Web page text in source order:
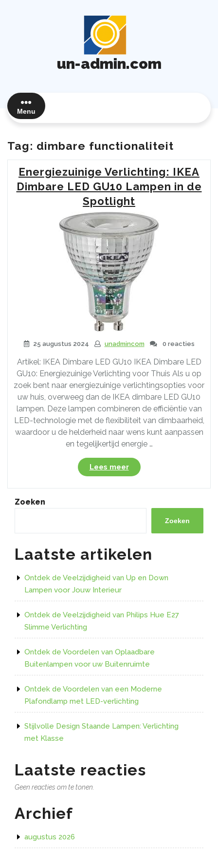
un-admin.com
Menu
Tag: dimbare functionaliteit
Energiezuinige Verlichting: IKEA
Dimbare LED GU10 Lampen in de
Spotlight
25 augustus 2024 unadmincom 0 reacties
Artikel: IKEA Dimbare LED GU10 IKEA Dimbare LED
GU10: Energiezuinige Verlichting voor Thuis Als u op
zoek bent naar energiezuinige verlichtingsopties voor
uw huis, overweeg dan de IKEA dimbare LED GU10
lampen. Deze lampen combineren de efficiëntie van
LED-technologie met de flexibiliteit van dimbaarheid,
waardoor u de helderheid naar wens kunt aanpassen
en tegelijkertijd energie …
Lees meer“Energiezuinige
Verlichting:
IKEA
LED
Lampen
de
Zoeken
Zoeken
Laatste artikelen
Ontdek de Veelzijdigheid van Up en Down
Lampen voor Jouw Interieur
Ontdek de Veelzijdigheid van Philips Hue E27
Slimme Verlichting
Ontdek de Voordelen van Oplaadbare
Buitenlampen voor uw Buitenruimte
Ontdek de Voordelen van een Moderne
Plafondlamp met LED-verlichting
Stijlvolle Design Staande Lampen: Verlichting
met Klasse
Laatste reacties
Geen reacties om te tonen.
Archief
augustus 2026